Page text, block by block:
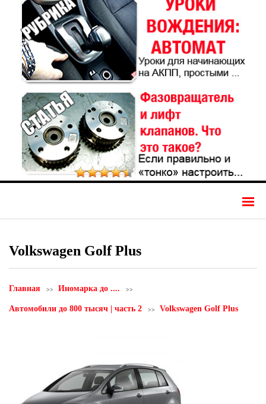
Volkswagen Golf Plus
Главная Иномарка до ....
Автомобили до 800 тысяч | часть 2 Volkswagen Golf Plus